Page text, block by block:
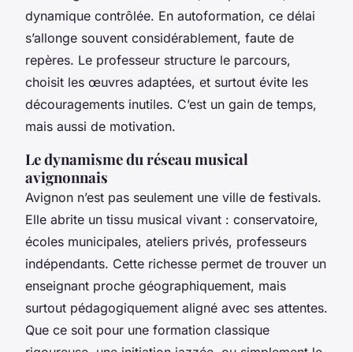
dynamique contrôlée. En autoformation, ce délai
s’allonge souvent considérablement, faute de
repères. Le professeur structure le parcours,
choisit les œuvres adaptées, et surtout évite les
découragements inutiles. C’est un gain de temps,
mais aussi de motivation.
Le dynamisme du réseau musical
avignonnais
Avignon n’est pas seulement une ville de festivals.
Elle abrite un tissu musical vivant : conservatoire,
écoles municipales, ateliers privés, professeurs
indépendants. Cette richesse permet de trouver un
enseignant proche géographiquement, mais
surtout pédagogiquement aligné avec ses attentes.
Que ce soit pour une formation classique